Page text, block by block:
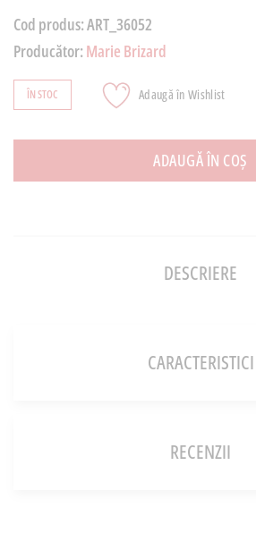
Cod produs:ART_36052
Producător: Marie Brizard
ÎN STOC Adaugă în Wishlist
ADAUGĂ ÎN COȘ
DESCRIERE
CARACTERISTICI
RECENZII